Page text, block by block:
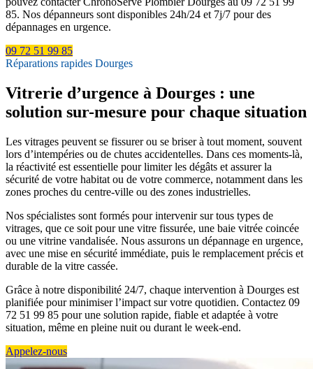
85. Nos dépanneurs sont disponibles 24h/24 et 7j/7 pour des
dépannages en urgence.
09 72 51 99 85
Réparations rapides Dourges
Vitrerie d’urgence à Dourges : une
solution sur-mesure pour chaque situation
Les vitrages peuvent se fissurer ou se briser à tout moment, souvent
lors d’intempéries ou de chutes accidentelles. Dans ces moments-là,
la réactivité est essentielle pour limiter les dégâts et assurer la
sécurité de votre habitat ou de votre commerce, notamment dans les
zones proches du centre-ville ou des zones industrielles.
Nos spécialistes sont formés pour intervenir sur tous types de
vitrages, que ce soit pour une vitre fissurée, une baie vitrée coincée
ou une vitrine vandalisée. Nous assurons un dépannage en urgence,
avec une mise en sécurité immédiate, puis le remplacement précis et
durable de la vitre cassée.
Grâce à notre disponibilité 24/7, chaque intervention à Dourges est
planifiée pour minimiser l’impact sur votre quotidien. Contactez 09
72 51 99 85 pour une solution rapide, fiable et adaptée à votre
situation, même en pleine nuit ou durant le week-end.
Appelez-nous